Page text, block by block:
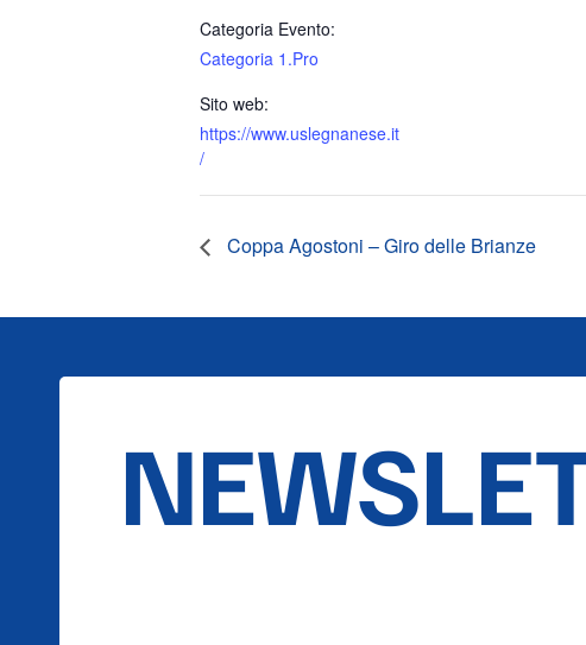
Categoria Evento:
Categoria 1.Pro
Sito web:
https://www.uslegnanese.it
/
Coppa Agostoni – Giro delle Brianze